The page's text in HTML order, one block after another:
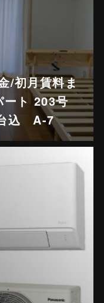
/初月賃料ま
ート 203号
込 A-7